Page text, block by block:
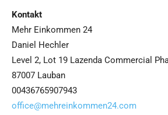
Kontakt
Mehr Einkommen 24
Daniel Hechler
Level 2, Lot 19 Lazenda Commercial
87007 Lauban
00436765907943
office@mehreinkommen24.com